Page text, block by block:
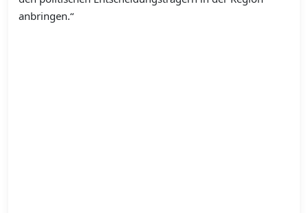
anbringen.“